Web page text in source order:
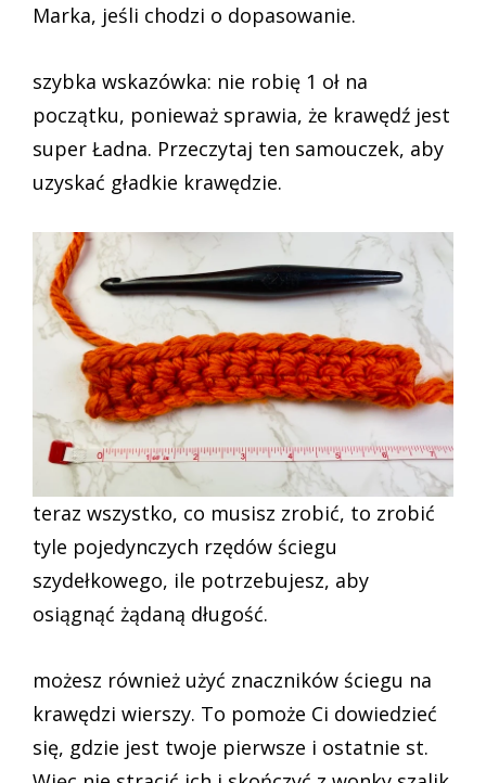
Marka, jeśli chodzi o dopasowanie.
szybka wskazówka: nie robię 1 oł na
początku, ponieważ sprawia, że krawędź jest
super Ładna. Przeczytaj ten samouczek, aby
uzyskać gładkie krawędzie.
teraz wszystko, co musisz zrobić, to zrobić
tyle pojedynczych rzędów ściegu
szydełkowego, ile potrzebujesz, aby
osiągnąć żądaną długość.
możesz również użyć znaczników ściegu na
krawędzi wierszy. To pomoże Ci dowiedzieć
się, gdzie jest twoje pierwsze i ostatnie st.